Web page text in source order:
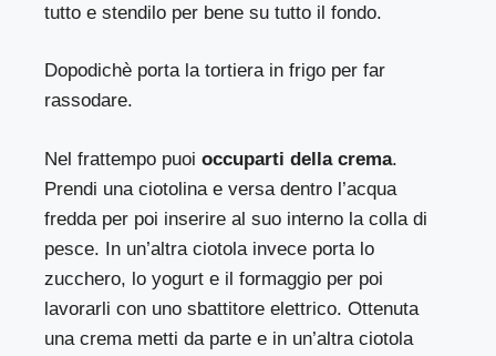
tutto e stendilo per bene su tutto il fondo.
Dopodichè porta la tortiera in frigo per far
rassodare.
Nel frattempo puoioccuparti della crema.
Prendi una ciotolina e versa dentro l’acqua
fredda per poi inserire al suo interno la colla di
pesce. In un’altra ciotola invece porta lo
zucchero, lo yogurt e il formaggio per poi
lavorarli con uno sbattitore elettrico. Ottenuta
una crema metti da parte e in un’altra ciotola